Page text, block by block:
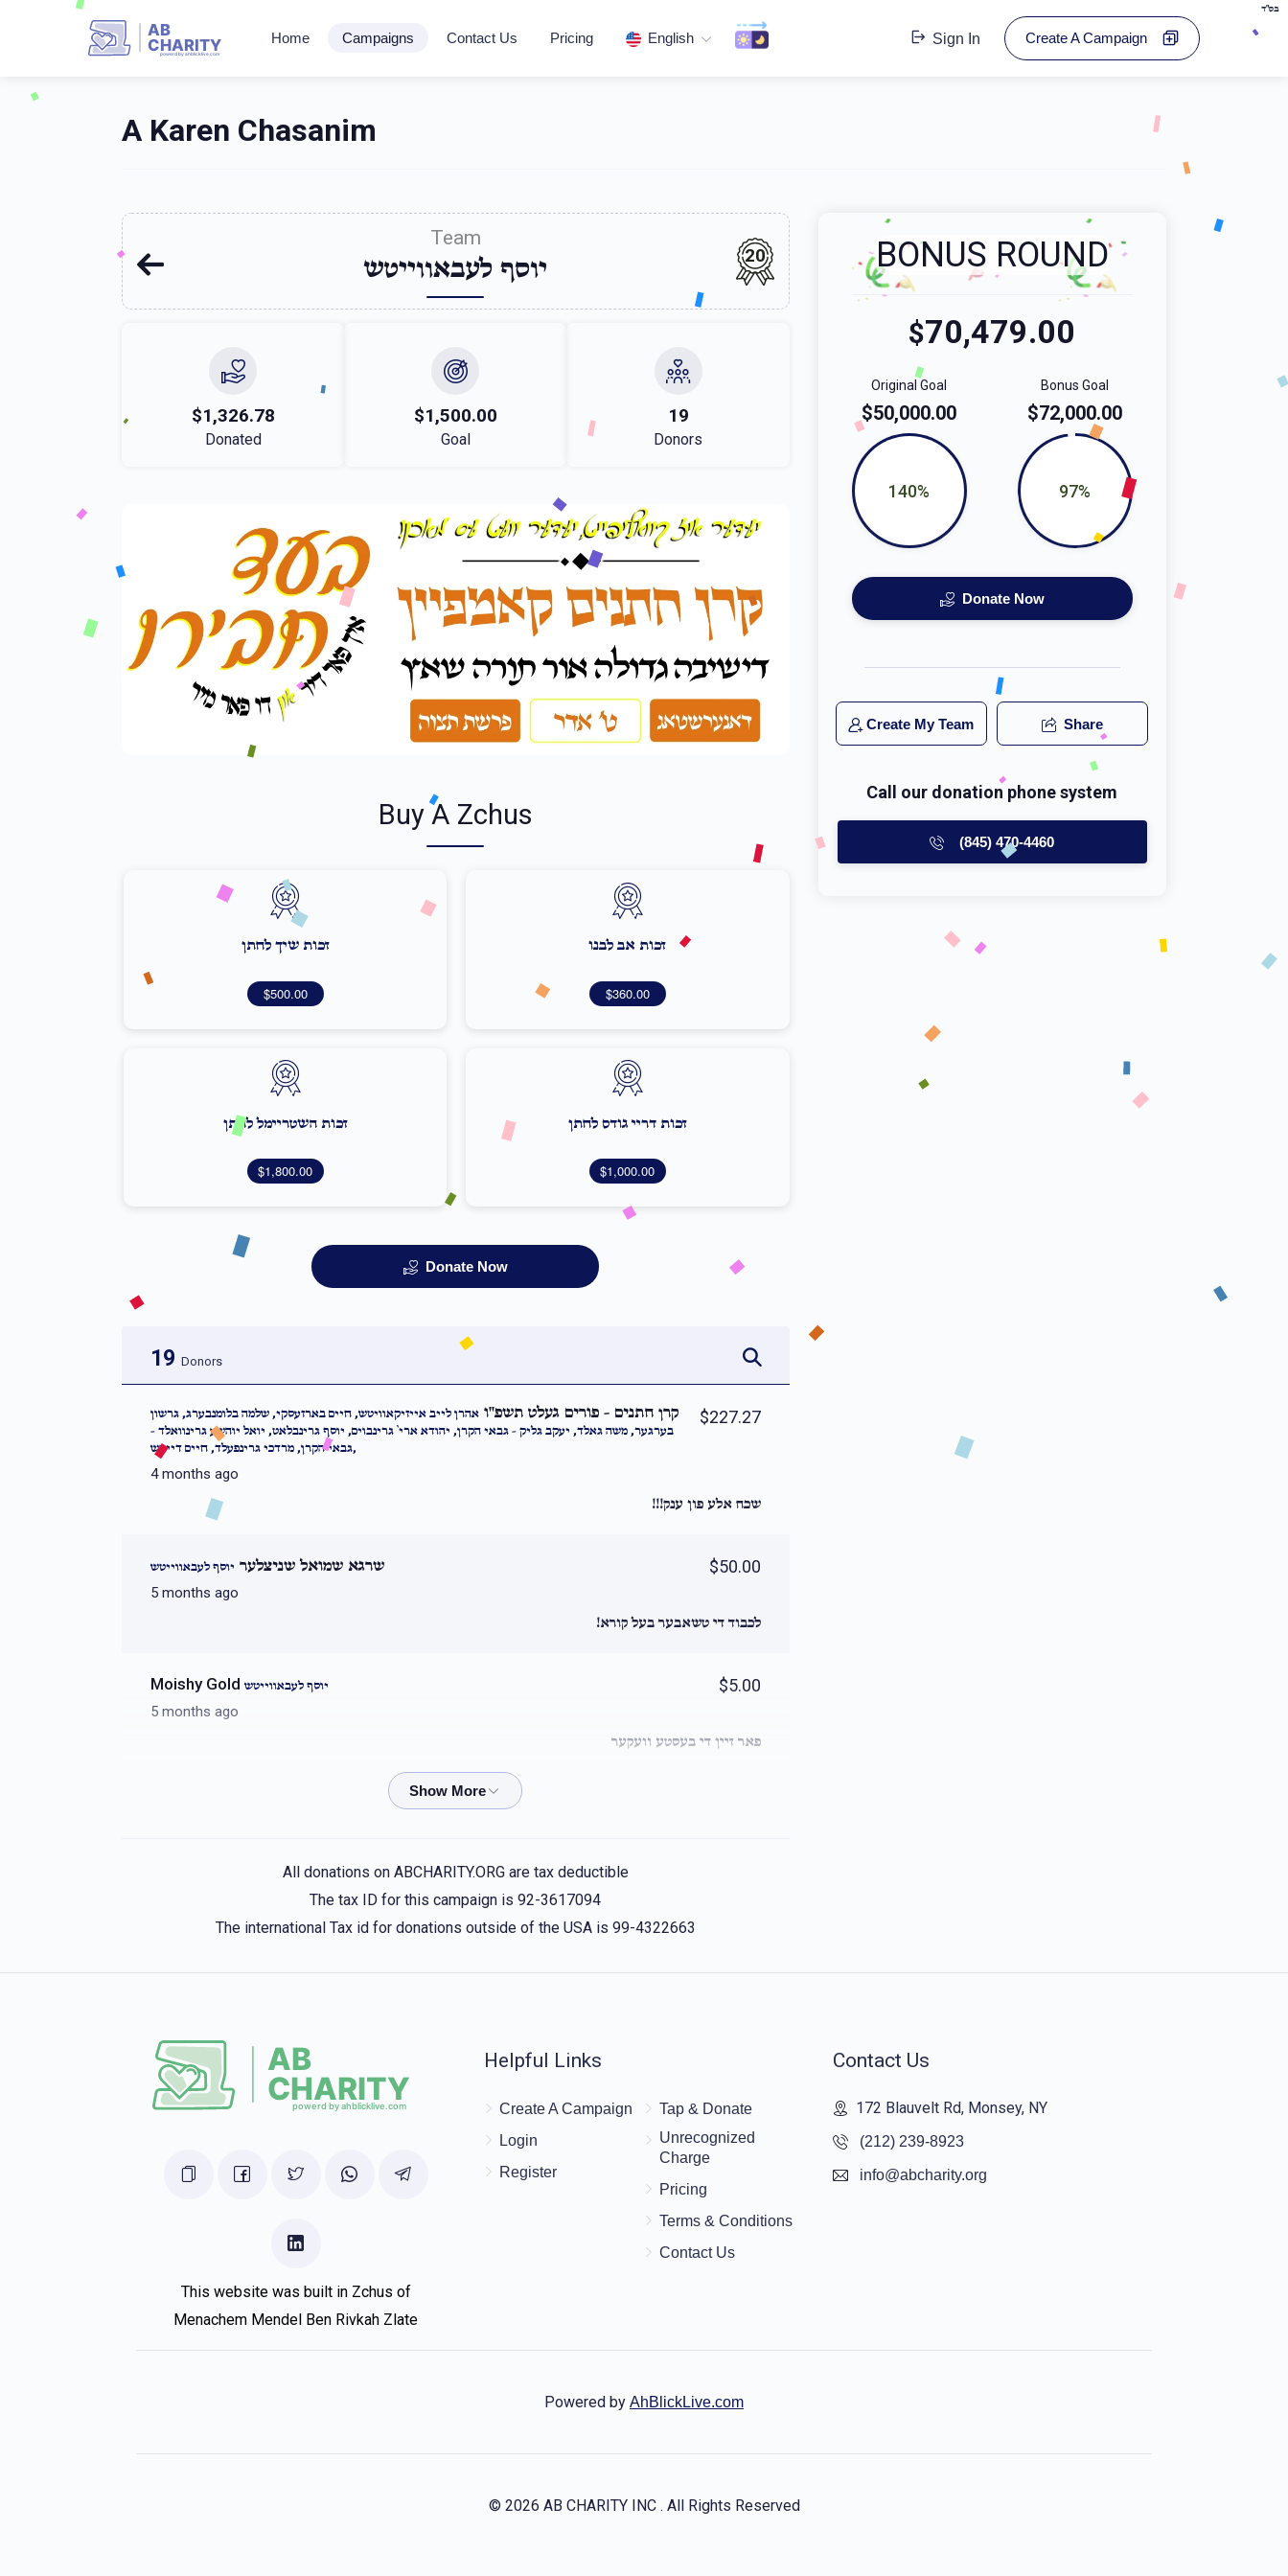
בס"ד
AB
CHARITY
powerd by ahblicklive.com
Home Campaigns Contact Us Pricing English Sign In Create A Campaign
A Karen Chasanim
Team
יוסף לעבאווייטש 20
$1,326.78
Donated
$1,500.00
Goal
19
Donors
Buy A Zchus
זכות אב לבנו
$360.00
זכות שיך לחתן
$500.00
זכות דריי גודס לחתן
$1,000.00
זכות השטריימל לחתן
$1,800.00
Donate Now
19 Donors
קרן חתנים - פורים געלט תשפ''ו אהרן לייב אייזיקאוויטש, חיים בארזעסקי, שלמה בלומנבערג, גרשון
בערגער, משה גאלד, יעקב גליק - גבאי הקרן, יהודא ארי` גרינבוים, יוסף גרינבלאט, יואל יוהשע גרינוואלד -
גבאי הקרן, מרדכי גרינפעלד, חיים דייטש,
4 months ago
$227.27
שכח אלע פון ענק!!!
שרגא שמואל שניצלער יוסף לעבאווייטש
5 months ago
$50.00
לכבוד די טשאבער בעל קורא!
Moishy Goldיוסף לעבאווייטש
5 months ago
$5.00
פאר זיין די בעסטע וועקער
החתן יחזקאל מנחם שטויבעראהרן לייב אייזיקאוויטש, חיים בארזעסקי, אלימלך בלויא, שלמה
פאר אלע בחורים וואס פלאגן זיך אזוי שטארק!!!
Mommy &Totty Lebovits
5 months ago
לכבוד אונזער באליבטע יאסי !We are proud of you
5 months ago
$100.00
$10.00
All donations on ABCHARITY.ORG are tax deductible
The tax ID for this campaign is 92-3617094
The international Tax id for donations outside of the USA is 99-4322663
BONUS ROUND
$70,479.00
Bonus Goal
$72,000.00
97%
Original Goal
$50,000.00
140%
Donate Now
Create My Team Share
Call our donation phone system
(845) 470-4460
This website was built in Zchus of
Menachem Mendel Ben Rivkah Zlate
Helpful Links
Create A Campaign
Login
Register
Tap & Donate
Unrecognized
Charge
Pricing
Terms & Conditions
Contact Us
Contact Us
172 Blauvelt Rd, Monsey, NY
(212) 239-8923
info@abcharity.org
Powered by AhBlickLive.com
© 2026 AB CHARITY INC . All Rights Reserved